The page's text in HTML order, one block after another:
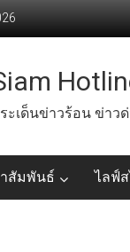
ะเด็นข่าวร้อน ข่าว
สัมพันธ์ ไลฟ์